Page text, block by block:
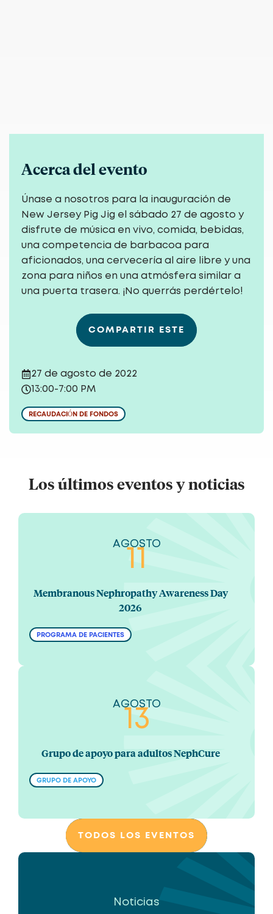
Acerca del evento
Únase a nosotros para la inauguración de
New Jersey Pig Jig el sábado 27 de agosto y
disfrute de música en vivo, comida, bebidas,
una competencia de barbacoa para
aficionados, una cervecería al aire libre y una
zona para niños en una atmósfera similar a
una puerta trasera. ¡No querrás perdértelo!
COMPARTIR ESTE
27 de agosto de 2022
13:00-7:00 PM
RECAUDACIÓN DE FONDOS
Los últimos eventos y noticias
Membranous Nephropathy Awareness Day
2026
PROGRAMA DE PACIENTES
AGOSTO
11
Grupo de apoyo para adultos NephCure
GRUPO DE APOYO
AGOSTO
13
TODOS LOS EVENTOS
Noticias